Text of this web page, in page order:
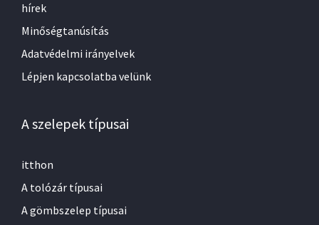
hírek
Minőségtanúsítás
Adatvédelmi irányelvek
Lépjen kapcsolatba velünk
A szelepek típusai
itthon
A tolózár típusai
A gömbszelep típusai